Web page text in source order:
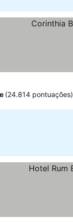
(24.814 pontuações)